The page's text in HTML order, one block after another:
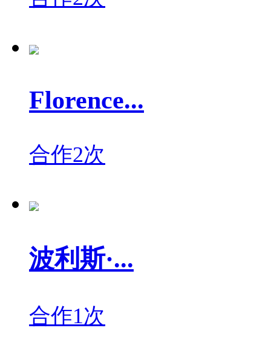
Florence...
合作2次
波利斯·...
合作1次